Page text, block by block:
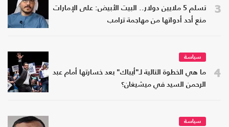
3
تسلم 5 ملايين دولار.. البيت الأبيض: على الإمارات
منع أحد أدواتها من مهاجمة ترامب
4
سياسة
ما هي الخطوة التالية لـ"أيباك" بعد خسارتها أمام عبد
الرحمن السيد في ميشيغان؟
سياسة